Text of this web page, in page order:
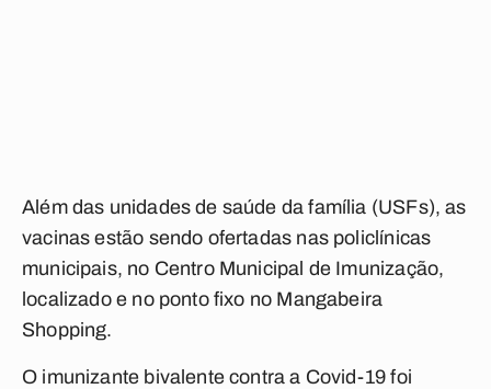
Além das unidades de saúde da família (USFs), as
vacinas estão sendo ofertadas nas policlínicas
municipais, no Centro Municipal de Imunização,
localizado e no ponto fixo no Mangabeira
Shopping.
O imunizante bivalente contra a Covid-19 foi